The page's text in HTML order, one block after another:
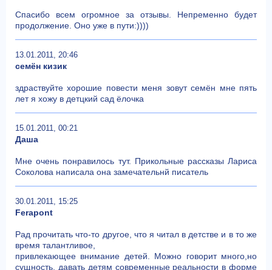
Спасибо всем огромное за отзывы. Непременно будет
продолжение. Оно уже в пути:))))
13.01.2011, 20:46
семён кизик
здраствуйте хорошие повести меня зовут семён мне пять
лет я хожу в детцкий сад ёлочка
15.01.2011, 00:21
Даша
Мне очень понравилось тут. Прикольные рассказы Лариса
Соколова написала она замечательнй писатель
30.01.2011, 15:25
Ferapont
Рад прочитать что-то другое, что я читал в детстве и в то же
время талантливое,
привлекающее внимание детей. Можно говорит много,но
сущность, давать детям современные реальности в форме